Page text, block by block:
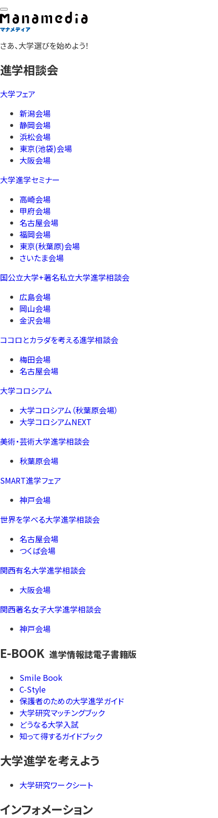
さあ、大学選びを始めよう！
進学相談会
大学フェア
新潟会場
静岡会場
浜松会場
東京(池袋)会場
大阪会場
大学進学セミナー
高崎会場
甲府会場
名古屋会場
福岡会場
東京(秋葉原)会場
さいたま会場
国公立大学+著名私立大学進学相談会
広島会場
岡山会場
金沢会場
ココロとカラダを考える進学相談会
梅田会場
名古屋会場
大学コロシアム
大学コロシアム（秋葉原会場）
大学コロシアムNEXT
美術・芸術大学進学相談会
秋葉原会場
SMART進学フェア
神戸会場
世界を学べる大学進学相談会
名古屋会場
つくば会場
関西有名大学進学相談会
大阪会場
関西著名女子大学進学相談会
神戸会場
E-BOOK 進学情報誌電子書籍版
Smile Book
C-Style
保護者のための大学進学ガイド
大学研究マッチングブック
どうなる大学入試
知って得するガイドブック
大学進学を考えよう
大学研究ワークシート
インフォメーション